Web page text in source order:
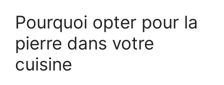
Pourquoi opter pour la
pierre dans votre
cuisine